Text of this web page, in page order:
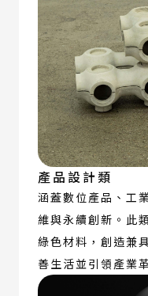
產品設計類
涵蓋數位產品、工
維與永續創新。此
綠色材料，創造兼
善生活並引領產業